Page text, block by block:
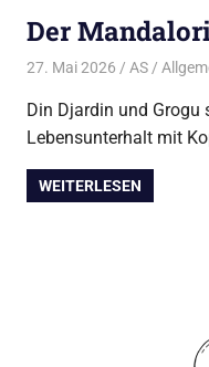
Der
27. Mai 2026 AS
Din Djardin und Grogu
Lebensunterhalt mit
WEITERLESEN